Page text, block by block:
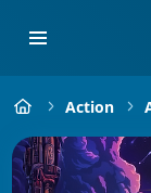
Action